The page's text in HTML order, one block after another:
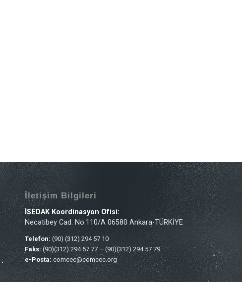
İletişim Bilgileri
İSEDAK Koordinasyon Ofisi:
Necatibey Cad. No:110/A 06580 Ankara-TÜRKİYE
Telefon: (90) (312) 294 57 10
Faks:(90)(312) 294 57 77 – (90)(312) 294 57 79
e-Posta:comcec@comcec.org